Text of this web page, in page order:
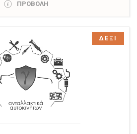
ΠΡΟΒΟΛΗ
ΔΕΞΙ